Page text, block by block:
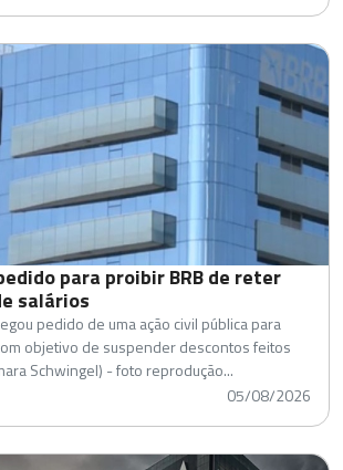
para proibir BRB de reter
salários
pedido de uma ação civil pública para
objetivo de suspender descontos feitos
Schwingel) - foto reprodução...
05/08/2026